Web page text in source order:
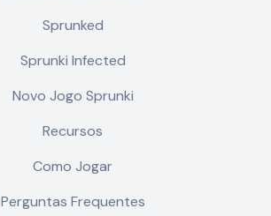
Sprunked
Sprunki Infected
Novo Jogo Sprunki
Recursos
Como Jogar
Perguntas Frequentes